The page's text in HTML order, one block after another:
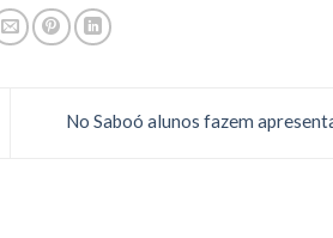
No Saboó alunos fazem